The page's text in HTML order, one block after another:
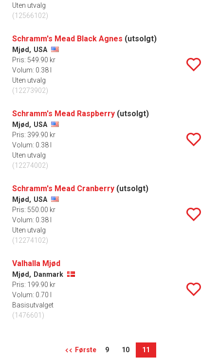
Uten utvalg
(12566102)
Schramm's Mead Black Agnes (utsolgt)
Mjød, USA
Pris: 549.90 kr
Volum: 0.38 l
Uten utvalg
(12273902)
Schramm's Mead Raspberry (utsolgt)
Mjød, USA
Pris: 399.90 kr
Volum: 0.38 l
Uten utvalg
(12274002)
Schramm's Mead Cranberry (utsolgt)
Mjød, USA
Pris: 550.00 kr
Volum: 0.38 l
Uten utvalg
(12274102)
Valhalla Mjød
Mjød, Danmark
Pris: 199.90 kr
Volum: 0.70 l
Basisutvalget
(1476601)
Første 9 10 11